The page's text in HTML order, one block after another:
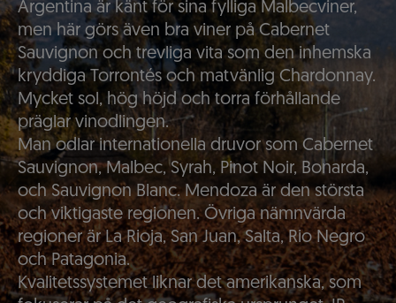
Argentina är känt för sina fylliga Malbecviner,
men här görs även bra viner på Cabernet
Sauvignon och trevliga vita som den inhemska
kryddiga Torrontés och matvänlig Chardonnay.
Mycket sol, hög höjd och torra förhållande
präglar vinodlingen.
Man odlar internationella druvor som Cabernet
Sauvignon, Malbec, Syrah, Pinot Noir, Bonarda,
och Sauvignon Blanc. Mendoza är den största
och viktigaste regionen. Övriga nämnvärda
regioner är La Rioja, San Juan, Salta, Rio Negro
och Patagonia.
Kvalitetssystemet liknar det amerikanska, som